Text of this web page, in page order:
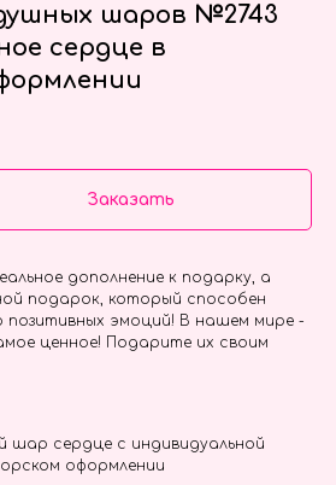
шаров №2743
сердце в
Заказать
дополнение к подарку, а
подарок, который способен
позитивных эмоций! В нашем мире -
ценное! Подарите их своим
шар сердце с индивидуальной
оформлении